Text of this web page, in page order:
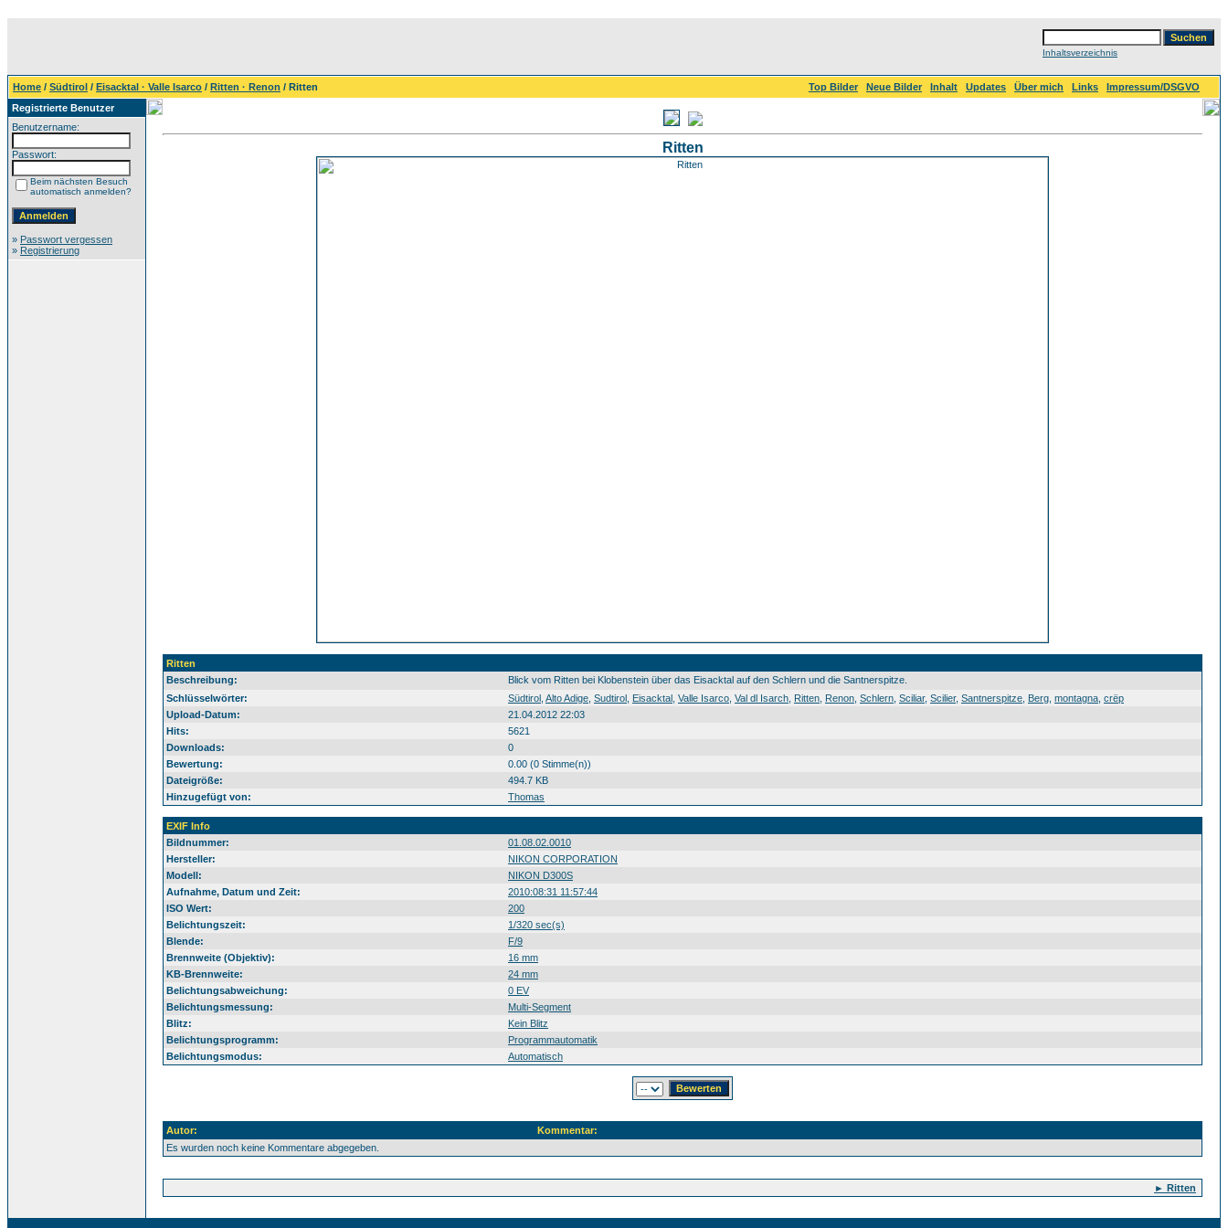
Inhaltsverzeichnis
Home / Südtirol / Eisacktal · Valle Isarco / Ritten · Renon / Ritten Top Bilder Neue Bilder Inhalt Updates Über mich Links
Impressum/DSGVO
Registrierte Benutzer
Benutzername:
Passwort:
Beim nächsten Besuch
automatisch anmelden?
» Passwort vergessen
» Registrierung
Ritten
Ritten
Beschreibung:
Blick vom Ritten bei Klobenstein über das Eisacktal auf den Schlern und die Santnerspitze.
Schlüsselwörter: Südtirol Alto Adige Sudtirol Eisacktal Valle Isarco Val dl Isarch Ritten Renon Schlern Sciliar, Scilier, Santnerspitze Berg montagna crëp
Upload-Datum:
21.04.2012 22:03
Hits:
5621
Downloads:
0
Bewertung:
0.00 (0 Stimme(n))
Dateigröße:
494.7 KB
Hinzugefügt von:
Thomas
EXIF Info
Bildnummer:
01.08.02.0010
Hersteller:
NIKON CORPORATION
Modell:
NIKON D300S
Aufnahme, Datum und Zeit:
2010:08:31 11:57:44
ISO Wert:
200
Belichtungszeit:
1/320 sec(s)
Blende:
F/9
Brennweite (Objektiv):
16 mm
KB-Brennweite:
24 mm
Belichtungsabweichung:
0 EV
Belichtungsmessung:
Multi-Segment
Blitz:
Kein Blitz
Belichtungsprogramm:
Programmautomatik
Belichtungsmodus:
Automatisch
Autor:
Kommentar:
Es wurden noch keine Kommentare abgegeben.
► Ritten